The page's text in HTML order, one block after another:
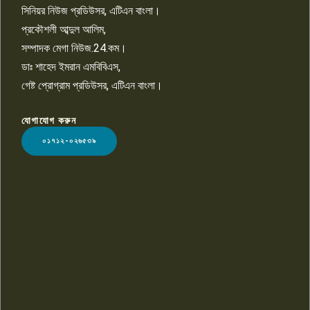
LOGO
সিনিয়র নিউজ প্রডিউসর, এটিএন বাংলা।
প্রকৌশলী আব্দুল আলিম,
সম্পাদক মেগা নিউজ.24.কম।
ডাঃ শাহেদ ইমরান এমবিবিএস,
গেষ্ট প্রোগ্রাম প্রডিউসর, এটিএন বাংলা।
যোগাযোগ করুন
০১৭১২-০২৬৫৩৯